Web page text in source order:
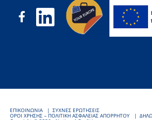
ΕΠΙΚΟΙΝΩΝΙΑ
ΣΥΧΝΕΣ ΕΡΩΤΗΣΕΙΣ
ΟΡΟΙ ΧΡΗΣΗΣ – ΠΟΛΙΤΙΚΗ ΑΣΦΑΛΕΙΑΣ ΑΠΟΡΡΗΤΟΥ